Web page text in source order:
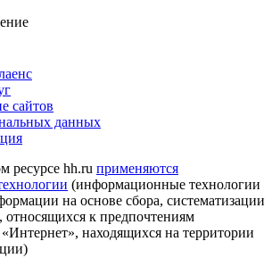
сайтов
данных
ресурсе hh.ru применяются
(информационные технологии
на основе сбора, систематизации
относящихся к предпочтениям
«Интернет», находящихся на территории